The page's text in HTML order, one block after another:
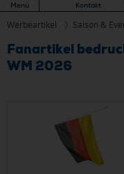
Menü Kontakt
Werbeartikel Saison &
Fanartikel
WM 2026